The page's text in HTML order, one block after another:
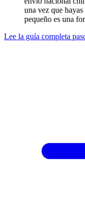
una vez que
pequeño es una
Lee la guía completa